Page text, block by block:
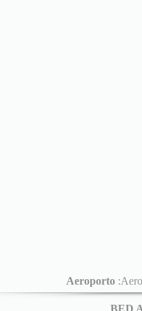
Aeroporto
BED